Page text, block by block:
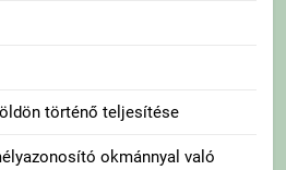
történő teljesítése
okmánnyal való